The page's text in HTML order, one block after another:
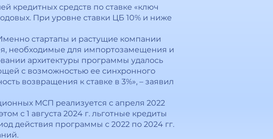
кредитных средств по ставке «ключ
При уровне ставки ЦБ 10% и ниже
стартапы и растущие компании
необходимые для импортозамещения и
архитектуры программы удалось
с возможностью ее синхронного
возвращения к ставке в 3%», – заявил
МСП реализуется с апреля 2022
с 1 августа 2024 г. льготные кредиты
действия программы с 2022 по 2024 гг.